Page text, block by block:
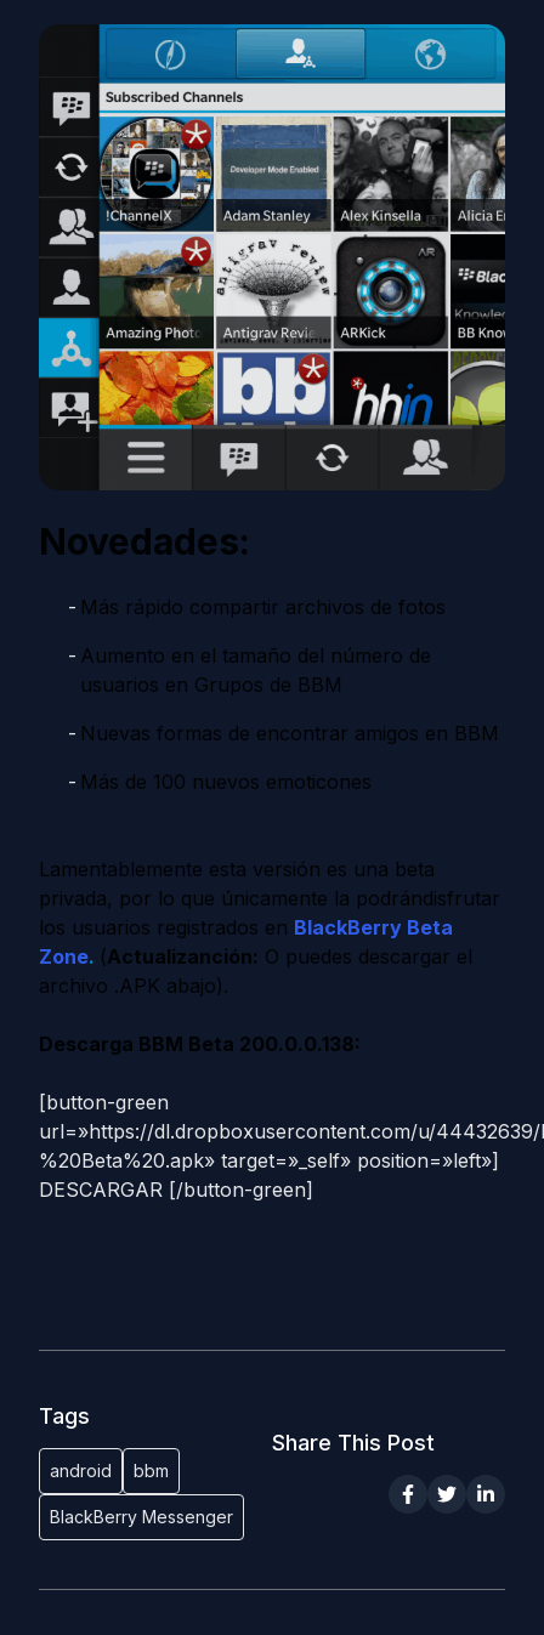
Novedades:
Más rápido compartir archivos de fotos
Aumento en el tamaño del número de
usuarios en Grupos de BBM
Nuevas formas de encontrar amigos en BBM
Más de 100 nuevos emoticones
Lamentablemente esta versión es una beta
privada, por lo que únicamente la podrándisfrutar
los usuarios registrados en BlackBerry Beta
Zone. (Actualizanción: O puedes descargar el
archivo .APK abajo).
Descarga BBM Beta 200.0.0.138:
[button-green
url=»https://dl.dropboxusercontent.com/u/
%20Beta%20.apk» target=»_self» position=»left»]
DESCARGAR [/button-green]
Tags
android bbm
BlackBerry Messenger
Share This Post